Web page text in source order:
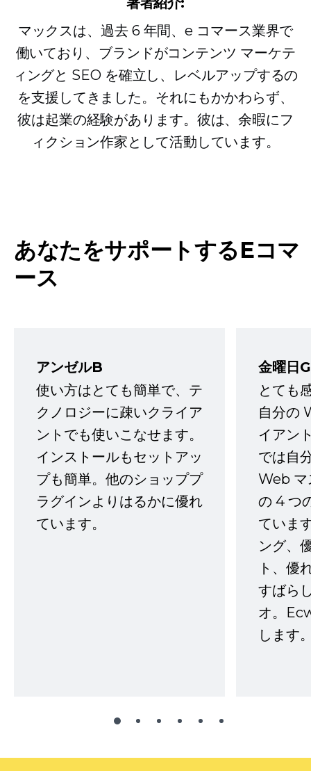
マックスは、過去 6 年間、e コマース業界で
働いており、ブランドがコンテンツ マーケテ
ィングと SEO を確立し、レベルアップするの
を支援してきました。それにもかかわらず、
彼は起業の経験があります。彼は、余暇にフ
ィクション作家として活動しています。
あなたをサポートするEコマ
ース
アンゼルB
使い方はとても簡単で、テ
クノロジーに疎いクライア
ントでも使いこなせます。
インストールもセットアッ
プも簡単。他のショッププ
ラグインよりはるかに優れ
ています。
金曜日G
とても
自分の
イアン
では自
Web マ
の 4 つ
ていま
ング、
ト、優
すばら
オ。
します